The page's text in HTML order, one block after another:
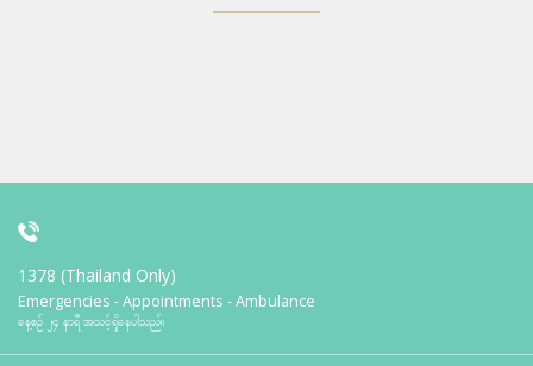
1378 (Thailand Only)
Emergencies - Appointments - Ambulance
နေ့စဉ် ၂၄ နာရီ အသင့်ရှိနေပါသည်။